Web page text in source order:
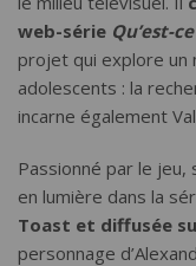
web-série Qu’est-
projet qui explore un
adolescents : la
incarne également
Passionné par le
en lumière dans la
Toast et diffusée
personnage